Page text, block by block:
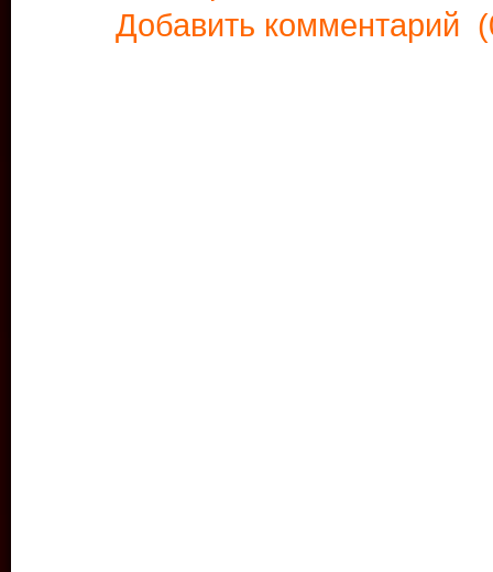
Добавить комментарий